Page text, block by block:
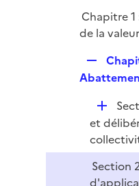
r i
e
r
p
l
e
r
Chapitre
de la
e
l
i
e
D
é
p
l
i
et
Section